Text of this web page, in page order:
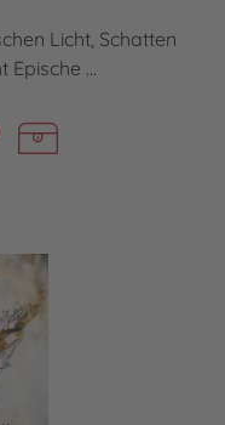
Licht, Schatten
Epische ...